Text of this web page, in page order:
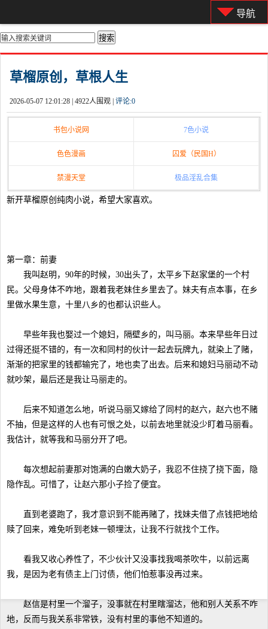
导航
你的位置： 首页>都市激情
草榴原创，草根人生
2026-05-07 12:01:28 | 4922人围观 | 评论:0
书包小说网 7色小说
色色漫画 囚爱（民国H）
禁漫天堂 极品淫乱合集
新开草榴原创纯肉小说，希望大家喜欢。
第一章：前妻
我叫赵明，90年的时候，30出头了，太平乡下赵家堡的一个村
民。父母身体不咋地，跟着我老妹住乡里去了。妹夫有点本事，在乡
里做水果生意，十里八乡的也都认识些人。
早些年我也娶过一个媳妇，隔壁乡的，叫马丽。本来早些年日过
过得还挺不错的，有一次和同村的伙计一起去玩牌九，就染上了赌，
渐渐的把家里的钱都输完了，地也卖了出去。后来和媳妇马丽动不动
就吵架，最后还是我让马丽走的。
后来不知道怎么地，听说马丽又嫁给了同村的赵六，赵六也不赌
不抽，但是这样的人也有可恨之处，以前去地里就没少盯着马丽看。
我估计，就等我和马丽分开了吧。
每次想起前妻那对饱满的白嫩大奶子，我忍不住挠了挠下面，隐
隐作乱。可惜了，让赵六那小子捡了便宜。
直到老婆跑了，我才意识到不能再赌了，找妹夫借了点钱把地给
赎了回来，难免听到老妹一顿埋汰，让我不行就找个工作。
看我又收心养性了，不少伙计又没事找我喝茶吹牛，以前远离
我，是因为老有债主上门讨债，他们怕惹事没再过来。
赵信是村里一个溜子，没事就在村里瞎溜达，他和别人关系不咋
地，反而与我关系非常铁，没有村里的事他不知道的。